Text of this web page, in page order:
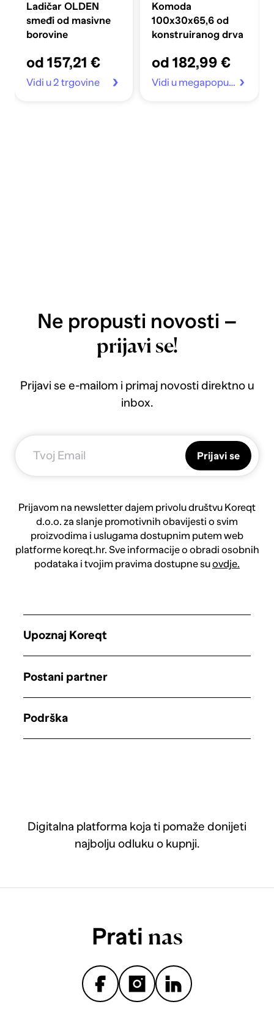
Ladičar OLDEN
smeđi od masivne
borovine
od 157,21 €
Vidi u 2 trgovine
Komoda
100x30x65,6 od
konstruiranog drva
od 182,99 €
Vidi u megapopust.hr
Ne propusti novosti –
prijavi se!
Prijavi se e-mailom i primaj novosti direktno u
inbox.
Prijavi se
Prijavom na newsletter dajem privolu društvu Koreqt
d.o.o. za slanje promotivnih obavijesti o svim
proizvodima i uslugama dostupnim putem web
platforme koreqt.hr. Sve informacije o obradi osobnih
podataka i tvojim pravima dostupne suovdje.
Digitalna platforma koja ti pomaže donijeti
najbolju odluku o kupnji.
Upoznaj Koreqt
Postani partner
Podrška
Prati nas